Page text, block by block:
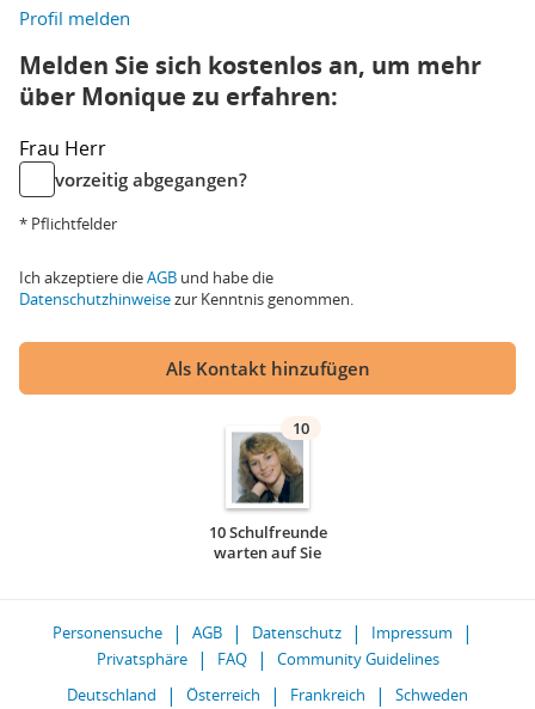
Profil melden
Melden Sie sich kostenlos an, um mehr
über Monique zu erfahren:
Frau Herr
vorzeitig abgegangen?
* Pflichtfelder
Ich akzeptiere dieAGB und habe die
Datenschutzhinweisezur Kenntnis genommen.
Als Kontakt hinzufügen
10
10 Schulfreunde
warten auf Sie
Personensuche AGB Datenschutz
Impressum
Privatsphäre
FAQ
Community Guidelines
Deutschland
Österreich Frankreich Schweden